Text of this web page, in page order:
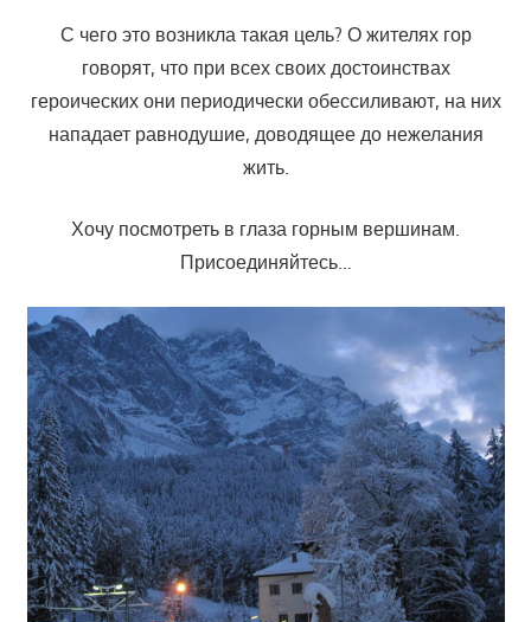
С чего это возникла такая цель? О жителях гор
говорят, что при всех своих достоинствах
героических они периодически обессиливают, на них
нападает равнодушие, доводящее до нежелания
жить.
Хочу посмотреть в глаза горным вершинам.
Присоединяйтесь…